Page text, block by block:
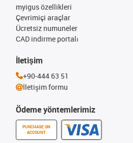
Ödeme yöntemlerimiz
PURCHASE ON
ACCOUNT
myigus özellikleri
Çevrimiçi araçlar
Ücretsiz numuneler
CAD indirme portalı
İletişim
+90-444 63 51
İletişim formu